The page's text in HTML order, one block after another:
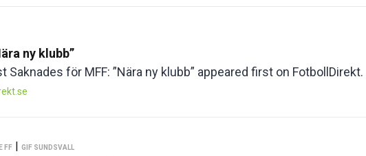
ny klubb”
Saknades för MFF: ”Nära ny klubb” appeared first on FotbollDirekt.
FF | GIF SUNDSVALL